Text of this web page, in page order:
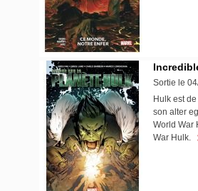
Sortie le
Hulk est
son alter
World War
War Hulk.